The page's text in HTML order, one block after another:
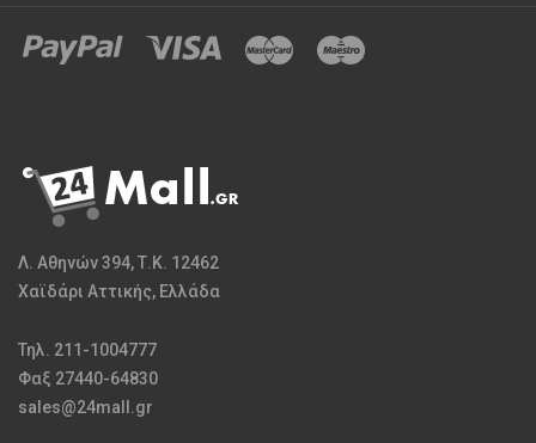
Λ. Αθηνών 394, Τ.Κ. 12462
Χαϊδάρι Αττικής, Ελλάδα
Τηλ. 211-1004777
Φαξ 27440-64830
sales@24mall.gr